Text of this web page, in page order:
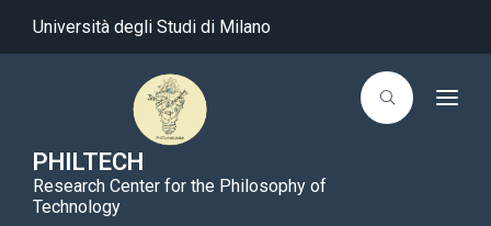
Università degli Studi di Milano
PHILTECH
Research Center for the Philosophy of
Technology
T